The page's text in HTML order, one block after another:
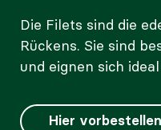
Die Filets sind die
Rückens. Sie sind
und eignen sich
Hier vorbestellen